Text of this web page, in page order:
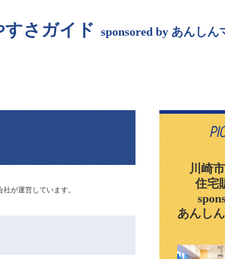
すさガイド sponsored by あんしん
が運営しています。
川崎
住宅
あんし